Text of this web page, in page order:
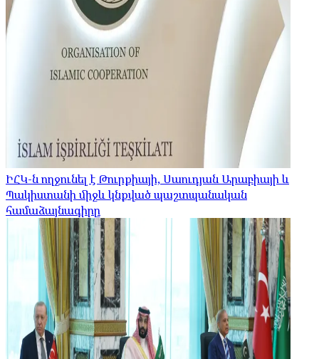
ԻՀԿ-ն ողջունել է Թուրքիայի, Սաուդյան Արաբիայի և
Պակիստանի միջև կնքված պաշտպանական
համաձայնագիրը